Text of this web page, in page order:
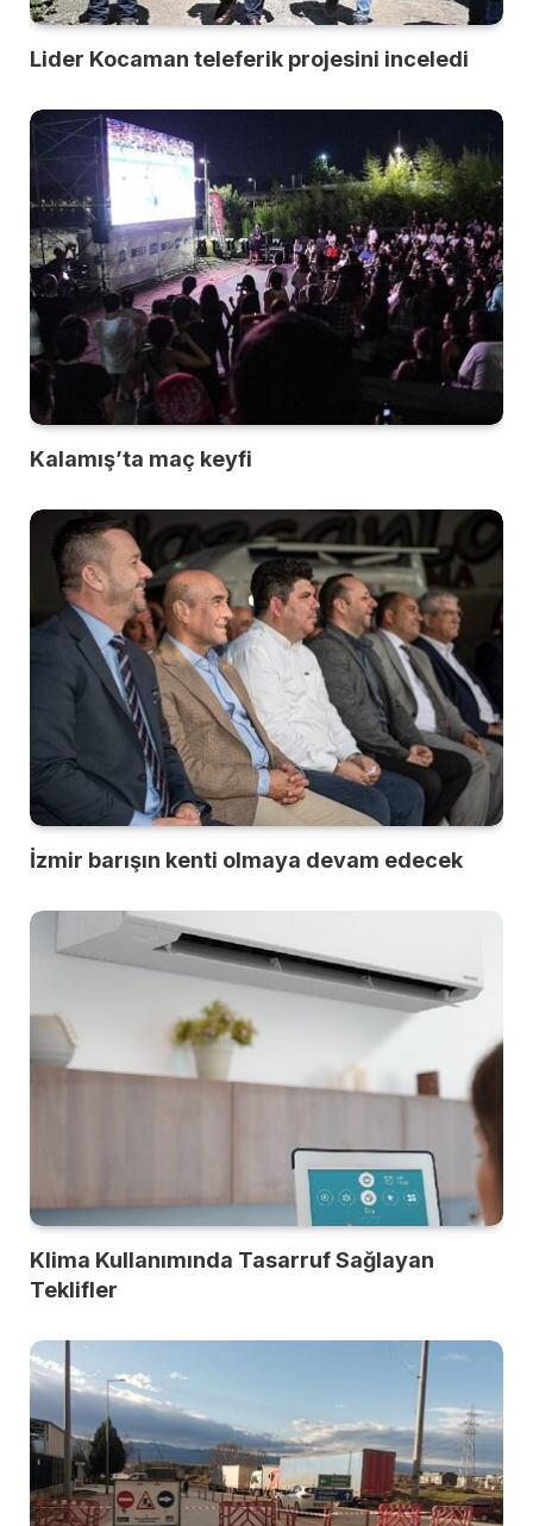
Lider Kocaman teleferik projesini inceledi
Kalamış’ta maç keyfi
İzmir barışın kenti olmaya devam edecek
Klima Kullanımında Tasarruf Sağlayan
Teklifler